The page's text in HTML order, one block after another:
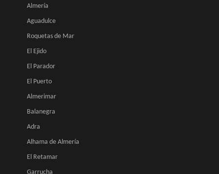
Almería
Aguadulce
Roquetas de Mar
El Ejido
El Parador
El Puerto
Almerimar
Balanegra
Adra
Alhama de Almería
El Retamar
Garrucha